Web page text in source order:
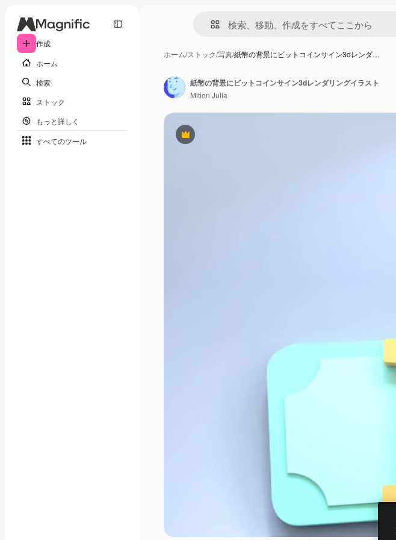
作成
ホーム
検索
ストック
もっと詳しく
すべてのツール
ホーム/ストック/写真/紙幣の背景にビットコインサイン3dレンダ…
Premium
紙幣の背景にビットコインサイン3dレンダリングイラスト
Mition Julia